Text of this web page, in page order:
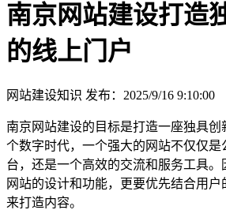
南京网站建设打造
的线上门户
网站建设知识 发布：2025/9/16 9:10:00
南京网站建设的目标是打造一座独具
个数字时代，一个强大的网站不仅仅是
台，还是一个高效的交流和服务工具
网站的设计和功能，更要优先结合用户
来打造内容。